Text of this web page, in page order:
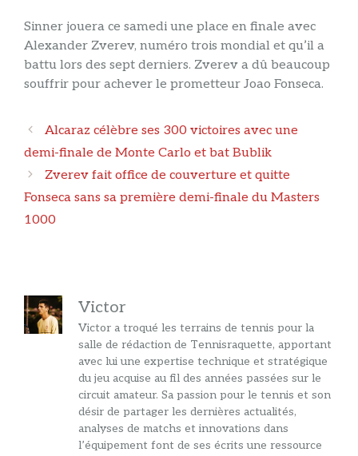
Sinner jouera ce samedi une place en finale avec
Alexander Zverev, numéro trois mondial et qu’il a
battu lors des sept derniers. Zverev a dû beaucoup
souffrir pour achever le prometteur Joao Fonseca.
Navigation
des
articles
Alcaraz célèbre ses 300 victoires avec une
demi-finale de Monte Carlo et bat Bublik
Zverev fait office de couverture et quitte
Fonseca sans sa première demi-finale du Masters
1000
Victor
Victor a troqué les terrains de tennis pour la
salle de rédaction de Tennisraquette, apportant
avec lui une expertise technique et stratégique
du jeu acquise au fil des années passées sur le
circuit amateur. Sa passion pour le tennis et son
désir de partager les dernières actualités,
analyses de matchs et innovations dans
l’équipement font de ses écrits une ressource